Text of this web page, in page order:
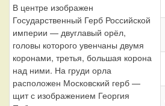
В центре изображен
Государственный Герб Российской
империи — двуглавый орёл,
головы которого увенчаны двумя
коронами, третья, большая корона
над ними. На груди орла
расположен Московский герб —
щит с изображением Георгия